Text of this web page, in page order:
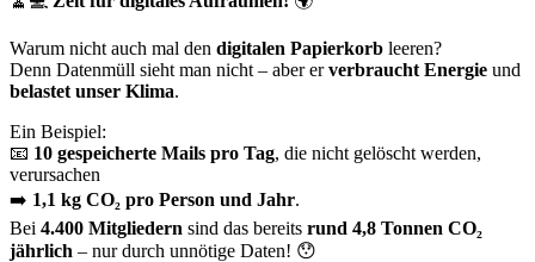
Warum nicht auch mal den digitalen Papierkorb leeren?
Denn Datenmüll sieht man nicht – aber erverbraucht Energie und
belastet unser Klima.
Ein Beispiel:
📧 10 gespeicherte Mails pro Tag, die nicht gelöscht werden,
verursachen
➡️ 1,1 kg CO₂ pro Person und Jahr.
Bei 4.400 Mitgliedern sind das bereits rund 4,8 Tonnen CO₂
jährlich – nur durch unnötige Daten! 😯